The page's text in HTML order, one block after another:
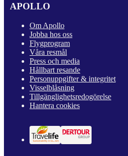
APOLLO
Om Apollo
Jobba hos oss
Flygprogram
Våra resmål
Press och media
Hållbart resande
Personuppgifter & integritet
Visselblåsning
Tillgänglighetsredogörelse
Hantera cookies